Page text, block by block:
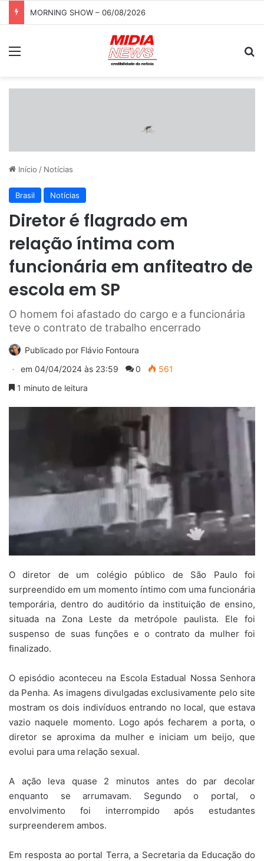
MORNING SHOW – 06/08/2026
Início / Notícias
Brasil Notícias
Diretor é flagrado em
relação íntima com
funcionária em anfiteatro de
escola em SP
O homem foi afastado do cargo e a funcionária
teve o contrato de trabalho encerrado
Publicado por Flávio Fontoura
em 04/04/2024 às 23:59 0
561
1 minuto de leitura
O diretor de um colégio público de São Paulo foi
surpreendido em um momento íntimo com uma funcionária
temporária, dentro do auditório da instituição de ensino,
situada na Zona Leste da metrópole paulista. Ele foi
suspenso de suas funções e o contrato da mulher foi
finalizado.
O episódio aconteceu na Escola Estadual Nossa Senhora
da Penha. As imagens divulgadas exclusivamente pelo site
mostram os dois indivíduos entrando no local, que estava
vazio naquele momento. Logo após fecharem a porta, o
diretor se aproxima da mulher e iniciam um beijo, que
evolui para uma relação sexual.
A ação leva quase 2 minutos antes do par decolar
enquanto se arrumavam. Segundo o portal, o
envolvimento foi interrompido após estudantes
surpreenderem ambos.
Em resposta ao portal Terra, a Secretaria da Educação do